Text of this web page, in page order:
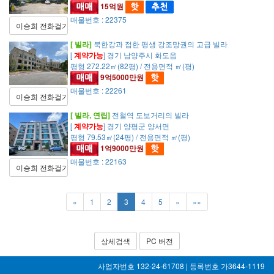
15억원
매물번호 : 22375
이승희 전화걸기
[ 빌라] 북한강과 접한 평생 강조망권의 고급 빌라
[계약가능] 경기 남양주시 화도읍
평형 272.22㎡(82평) / 전용면적 ㎡(평)
9억5000만원
매물번호 : 22261
이승희 전화걸기
[ 빌라, 연립] 전철역 도보거리의 빌라
[계약가능] 경기 양평군 양서면
평형 79.53㎡(24평) / 전용면적 ㎡(평)
1억9000만원
매물번호 : 22163
이승희 전화걸기
« 1 2 3 4 5 » »»
상세검색 PC 버전
사업자번호 132-24-61708 | 등록번호 가3644-1119